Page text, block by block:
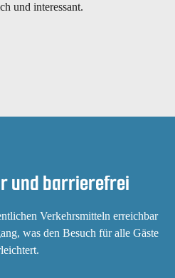
und interessant.
und barrierefrei
Verkehrsmitteln erreichbar
was den Besuch für alle Gäste